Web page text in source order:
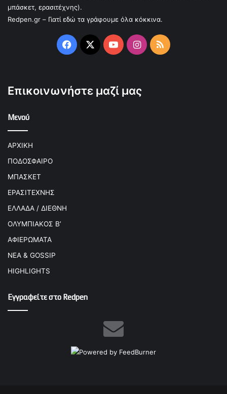
μπάσκετ, ερασιτέχνης).
Redpen.gr – Γιατί εδώ τα γράφουμε όλα κόκκινα.
Facebook
X YouTubeInstagram
RSS
Επικοινωνήστε μαζί μας
Μενού
ΑΡΧΙΚΗ
ΠΟΔΟΣΦΑΙΡΟ
ΜΠΑΣΚΕΤ
ΕΡΑΣΙΤΕΧΝΗΣ
ΕΛΛΑΔΑ / ΔΙΕΘΝΗ
ΟΛΥΜΠΙΑΚΟΣ Β’
ΑΦΙΕΡΩΜΑΤΑ
ΝΕΑ & GOSSIP
HIGHLIGHTS
Εγγραφείτε στο Redpen